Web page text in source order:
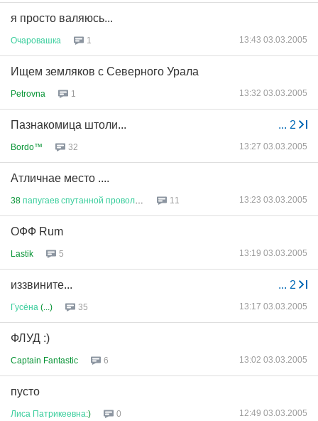
я просто валяюсь...
Очаровашка 1 13:43 03.03.2005
Ищем земляков с Северного Урала
Petrovna 1 13:32 03.03.2005
... 2
Пазнакомица штоли...
Bordo™ 32 13:27 03.03.2005
Атличнае место ....
38 папугаев спутанной проволок 11 13:23 03.03.2005
ОФФ Rum
Lastik 5 13:19 03.03.2005
... 2
иззвините...
Гусёна (...) 35 13:17 03.03.2005
ФЛУД :)
Captain Fantastic 6 13:02 03.03.2005
пусто
Лиса Патрикеевна:) 0 12:49 03.03.2005